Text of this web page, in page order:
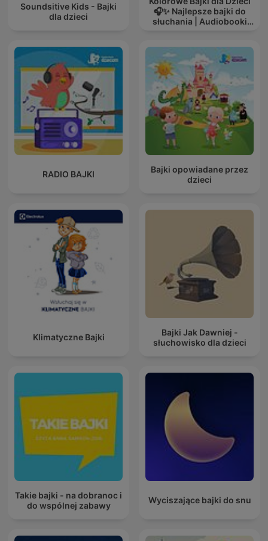
Soundsitive Kids - Bajki
dla dzieci
🎧✨ Najlepsze bajki do
słuchania | Audiobooki
RADIO BAJKI
Bajki opowiadane przez
dzieci
Klimatyczne Bajki
Bajki Jak Dawniej -
słuchowisko dla dzieci
Takie bajki - na dobranoc i
do wspólnej zabawy
Wyciszające bajki do snu